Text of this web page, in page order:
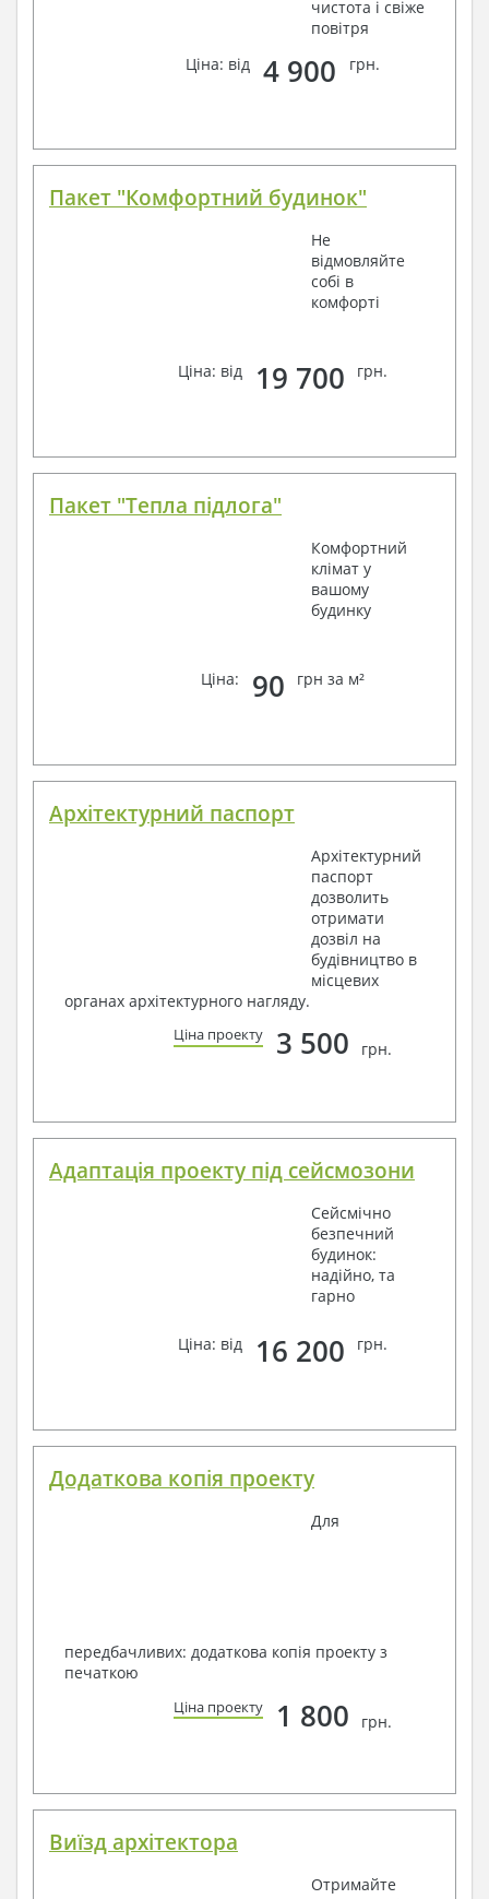
чистота і свіже
повітря
Ціна: від
4 900 грн.
Пакет "Комфортний будинок"
Не
відмовляйте
собі в
комфорті
Ціна: від 19 700 грн.
Пакет "Тепла підлога"
Комфортний
клімат у
вашому
будинку
Ціна: 90 грн за м²
Архітектурний паспорт
Архітектурний
паспорт
дозволить
отримати
дозвіл на
будівництво в
місцевих
органах архітектурного нагляду.
Ціна проекту 3 500 грн.
Адаптація проекту під сейсмозони
Сейсмічно
безпечний
будинок:
надійно, та
гарно
Ціна: від 16 200 грн.
Додаткова копія проекту
Для
передбачливих: додаткова копія проекту з
печаткою
Ціна проекту 1 800 грн.
Виїзд архітектора
Отримайте